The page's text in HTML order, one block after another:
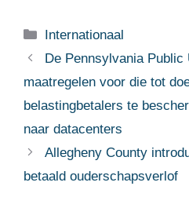
Categorieën
Internationaal
De Pennsylvania
maatregelen voor die tot
belastingbetalers te
naar datacenters
Allegheny County
betaald ouderschapsverlof